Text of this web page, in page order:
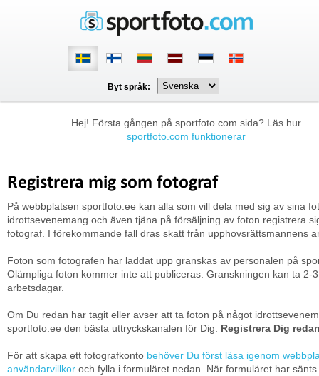
Byt språk:
Hej! Första gången på sportfoto.com sida? Läs hur
sportfoto.com funktionerar
Registrera mig som fotograf
På webbplatsen sportfoto.ee kan alla som vill dela med sig av sina
idrottsevenemang och även tjäna på försäljning av foton registrera
fotograf. I förekommande fall dras skatt från upphovsrättsmannens
Foton som fotografen har laddat upp granskas av personalen på
Olämpliga foton kommer inte att publiceras. Granskningen kan ta 2-3
arbetsdagar.
Om Du redan har tagit eller avser att ta foton på något
sportfoto.ee den bästa uttryckskanalen för Dig. Registrera Dig
För att skapa ett fotografkonto behöver Du först läsa igenom
användarvillkor och fylla i formuläret nedan. När formuläret har